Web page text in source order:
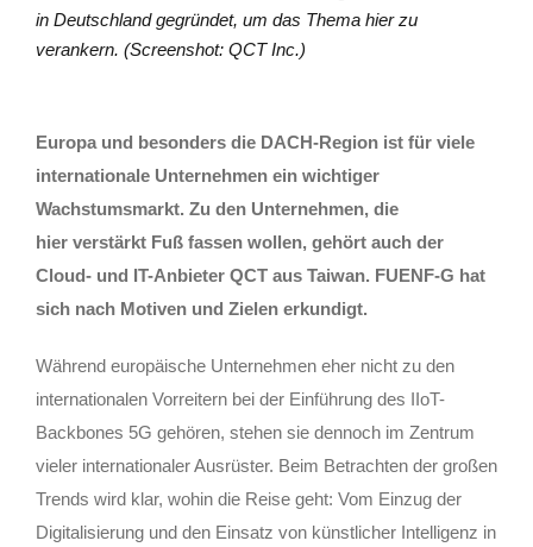
in Deutschland gegründet, um das Thema hier zu
verankern. (Screenshot: QCT Inc.)
Europa und besonders die DACH-Region ist für viele
internationale Unternehmen ein wichtiger
Wachstumsmarkt. Zu den Unternehmen, die
hier verstärkt Fuß fassen wollen, gehört auch der
Cloud- und IT-Anbieter QCT aus Taiwan. FUENF-G hat
sich nach Motiven und Zielen erkundigt.
Während europäische Unternehmen eher nicht zu den
internationalen Vorreitern bei der Einführung des IIoT-
Backbones 5G gehören, stehen sie dennoch im Zentrum
vieler internationaler Ausrüster. Beim Betrachten der großen
Trends wird klar, wohin die Reise geht: Vom Einzug der
Digitalisierung und den Einsatz von künstlicher Intelligenz in